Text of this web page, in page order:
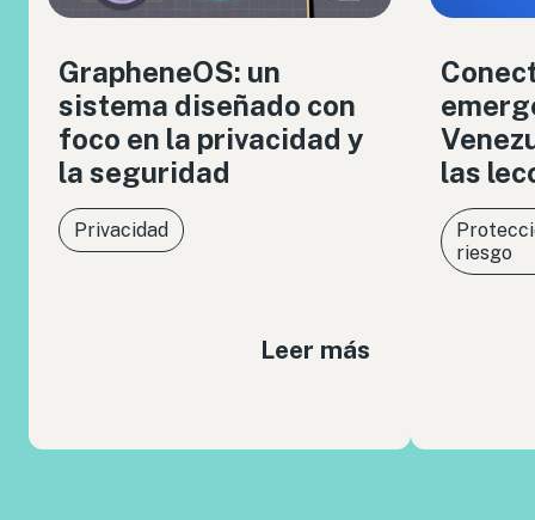
GrapheneOS: un
sistema diseñado con
foco en la privacidad y
la seguridad
Privacidad
Leer más
las
riesgo